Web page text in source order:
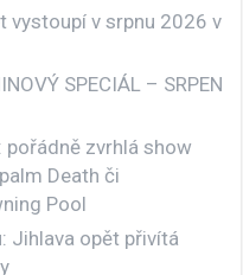
vystoupí v srpnu 2026 v
SPECIÁL – SRPEN
zvrhlá show
Death či
Pool
Jihlava opět přivítá